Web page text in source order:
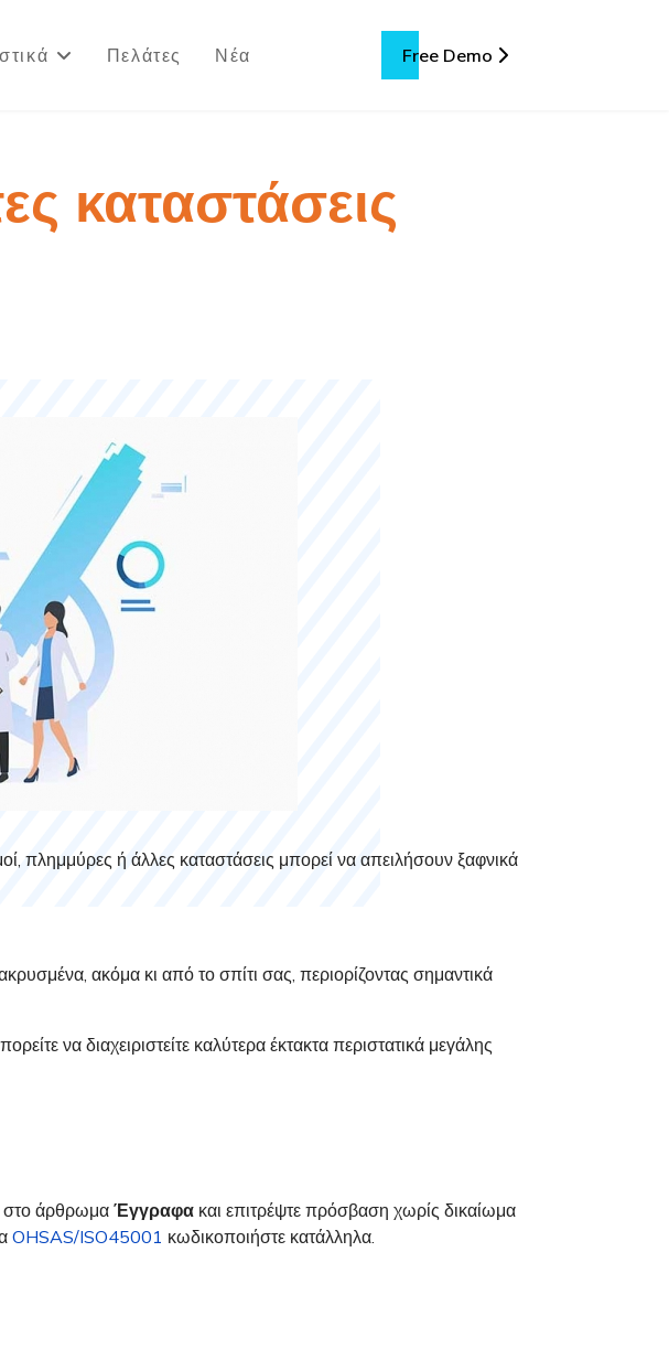
Πελάτες Νέα Free Demo
καταστάσεις
πλημμύρες ή άλλες καταστάσεις μπορεί να απειλήσουν ξαφνικά
ακόμα κι από το σπίτι σας, περιορίζοντας σημαντικά
να διαχειριστείτε καλύτερα έκτακτα περιστατικά μεγάλης
στο άρθρωμα Έγγραφα και επιτρέψτε πρόσβαση χωρίς δικαίωμα
OHSAS/ISO45001 κωδικοποιήστε κατάλληλα.